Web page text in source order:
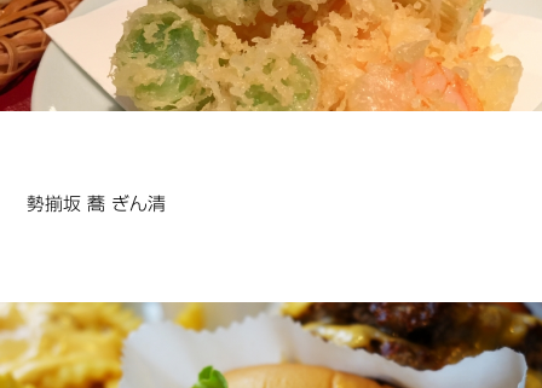
勢揃坂 蕎 ぎん清